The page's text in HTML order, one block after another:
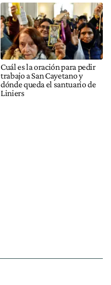
Cuál es la oración para pedir
trabajo a San Cayetano y
dónde queda el santuario de
Liniers